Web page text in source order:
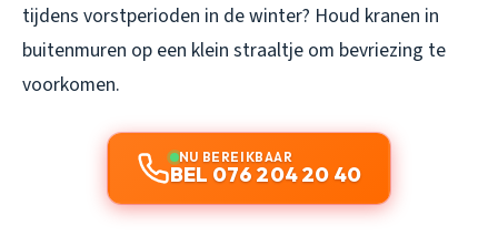
tijdens vorstperioden in de winter? Houd kranen in
buitenmuren op een klein straaltje om bevriezing te
voorkomen.
NU BEREIKBAAR
BEL 076 204 20 40